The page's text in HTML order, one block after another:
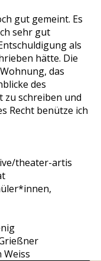
gut gemeint. Es
sehr gut
als
hätte. Die
das
des
zu schreiben und
Recht benütze ich
theater-artis
Weiss